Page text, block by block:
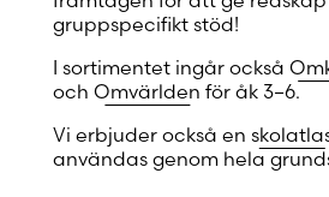
gruppspecifikt stöd!
I sortimentet ingår också
ochOmvärlden för åk 3–6.
Vi erbjuder också en
användas genom hela